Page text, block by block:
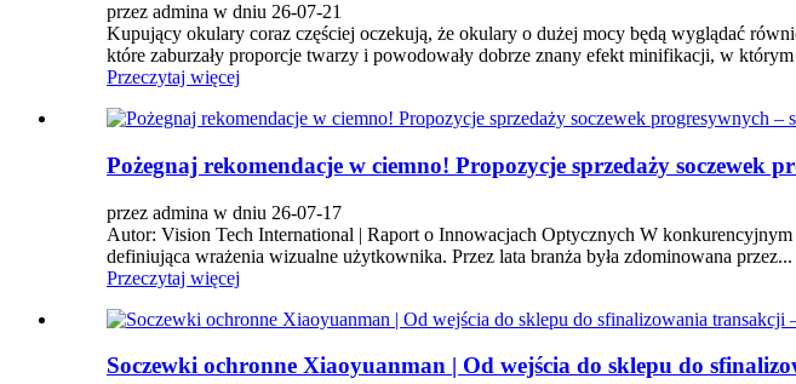
przez admina w dniu 26-07-21
Kupujący okulary coraz częściej oczekują, że okulary o dużej mocy będą wyglądać
które zaburzały proporcje twarzy i powodowały dobrze znany efekt minifikacji, w
Przeczytaj więcej
Pożegnaj rekomendacje w ciemno! Propozycje sprzedaży soczewek
przez admina w dniu 26-07-17
Autor: Vision Tech International | Raport o Innowacjach Optycznych W
definiująca wrażenia wizualne użytkownika. Przez lata branża była zdominowana przez...
Przeczytaj więcej
Soczewki ochronne Xiaoyuanman | Od wejścia do sklepu do